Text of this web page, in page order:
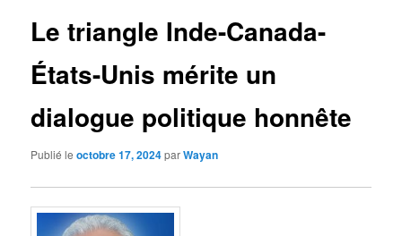
Le triangle Inde-Canada-
États-Unis mérite un
dialogue politique honnête
Publié leoctobre 17, 2024parWayan